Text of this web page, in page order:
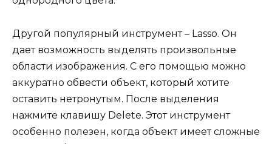
Другой популярный инструмент – Lasso. Он
дает возможность выделять произвольные
области изображения. С его помощью можно
аккуратно обвести объект, который хотите
оставить нетронутым. После выделения
нажмите клавишу Delete. Этот инструмент
особенно полезен, когда объект имеет сложные